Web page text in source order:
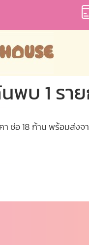
พบ 1 รา
ช่อ 18 ก้าน พร้อมส่งจ